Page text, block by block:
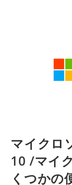
マイクロ
10 /マイ
くつかの